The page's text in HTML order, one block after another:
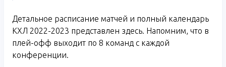
Детальное расписание матчей и полный календарь
КХЛ 2022-2023 представлен здесь. Напомним, что в
плей-офф выходит по 8 команд с каждой
конференции.